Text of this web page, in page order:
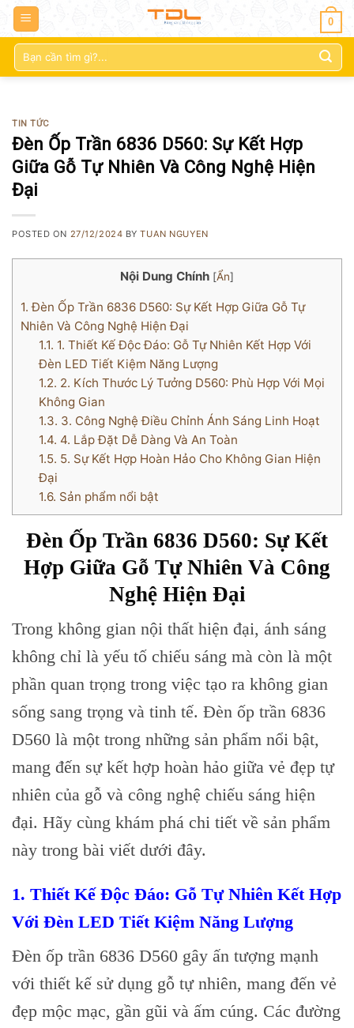
0
Tìm
kiếm:
TIN TỨC
Đèn Ốp Trần 6836 D560: Sự Kết Hợp
Giữa Gỗ Tự Nhiên Và Công Nghệ Hiện
Đại
POSTED ON 27/12/2024 BYTUAN NGUYEN
Nội Dung Chính [Ẩn]
1. Đèn Ốp Trần 6836 D560: Sự Kết Hợp Giữa Gỗ Tự
Nhiên Và Công Nghệ Hiện Đại
1.1. 1. Thiết Kế Độc Đáo: Gỗ Tự Nhiên Kết Hợp Với
Đèn LED Tiết Kiệm Năng Lượng
1.2. 2. Kích Thước Lý Tưởng D560: Phù Hợp Với Mọi
Không Gian
1.3. 3. Công Nghệ Điều Chỉnh Ánh Sáng Linh Hoạt
1.4. 4. Lắp Đặt Dễ Dàng Và An Toàn
1.5. 5. Sự Kết Hợp Hoàn Hảo Cho Không Gian Hiện
Đại
1.6. Sản phẩm nổi bật
Đèn Ốp Trần 6836 D560: Sự Kết
Hợp Giữa Gỗ Tự Nhiên Và Công
Nghệ Hiện Đại
Trong không gian nội thất hiện đại, ánh sáng
không chỉ là yếu tố chiếu sáng mà còn là một
phần quan trọng trong việc tạo ra không gian
sống sang trọng và tinh tế. Đèn ốp trần 6836
D560 là một trong những sản phẩm nổi bật,
mang đến sự kết hợp hoàn hảo giữa vẻ đẹp tự
nhiên của gỗ và công nghệ chiếu sáng hiện
đại. Hãy cùng khám phá chi tiết về sản phẩm
này trong bài viết dưới đây.
1. Thiết Kế Độc Đáo: Gỗ Tự Nhiên Kết Hợp
Với Đèn LED Tiết Kiệm Năng Lượng
Đèn ốp trần 6836 D560 gây ấn tượng mạnh
với thiết kế sử dụng gỗ tự nhiên, mang đến vẻ
đẹp mộc mạc, gần gũi và ấm cúng. Các đường